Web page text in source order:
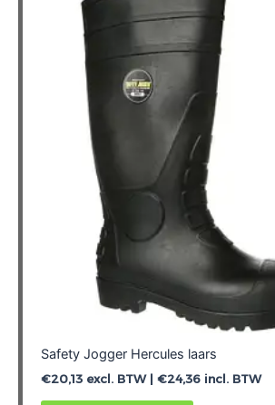
Deze
optie
kan
gekozen
worden
de
productpagina
Safety Jogger Hercules laars
€20,13excl. BTW | €24,36incl. BTW